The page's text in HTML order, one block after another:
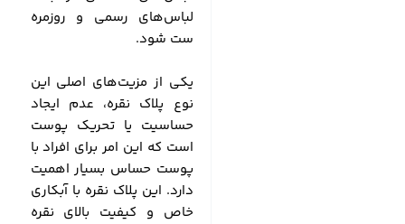
لباس‌های رسمی و روزمره
ست شود.
یکی از مزیت‌های اصلی این
نوع پلاک نقره، عدم ایجاد
حساسیت یا تحریک پوست
است که این امر برای افراد با
پوست حساس بسیار اهمیت
دارد. این پلاک نقره با آبکاری
خاص و کیفیت بالای نقره